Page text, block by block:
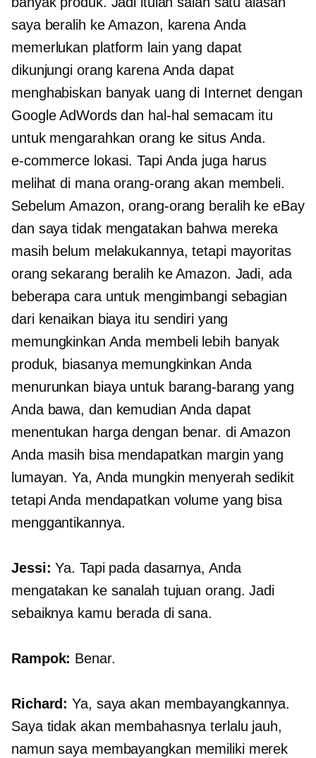
saya beralih ke Amazon, karena Anda
memerlukan platform lain yang dapat
dikunjungi orang karena Anda dapat
menghabiskan banyak uang di Internet dengan
Google AdWords dan hal-hal semacam itu
untuk mengarahkan orang ke situs Anda.
e-commerce lokasi. Tapi Anda juga harus
melihat di mana orang-orang akan membeli.
Sebelum Amazon, orang-orang beralih ke eBay
dan saya tidak mengatakan bahwa mereka
masih belum melakukannya, tetapi mayoritas
orang sekarang beralih ke Amazon. Jadi, ada
beberapa cara untuk mengimbangi sebagian
dari kenaikan biaya itu sendiri yang
memungkinkan Anda membeli lebih banyak
produk, biasanya memungkinkan Anda
menurunkan biaya untuk barang-barang yang
Anda bawa, dan kemudian Anda dapat
menentukan harga dengan benar. di Amazon
Anda masih bisa mendapatkan margin yang
lumayan. Ya, Anda mungkin menyerah sedikit
tetapi Anda mendapatkan volume yang bisa
menggantikannya.
Jessi: Ya. Tapi pada dasarnya, Anda
mengatakan ke sanalah tujuan orang. Jadi
sebaiknya kamu berada di sana.
Rampok: Benar.
Richard: Ya, saya akan membayangkannya.
Saya tidak akan membahasnya terlalu jauh,
namun saya membayangkan memiliki merek